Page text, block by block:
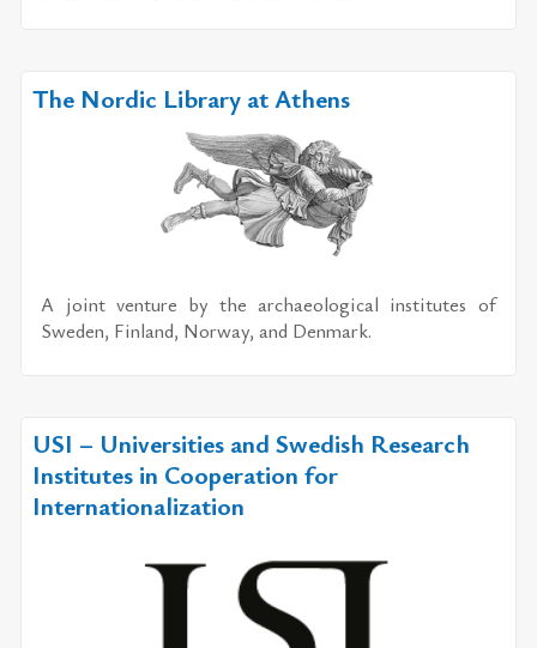
The Nordic Library at Athens
A joint venture by the archaeological institutes of
Sweden, Finland, Norway, and Denmark.
USI – Universities and Swedish Research
Institutes in Cooperation for
Internationalization